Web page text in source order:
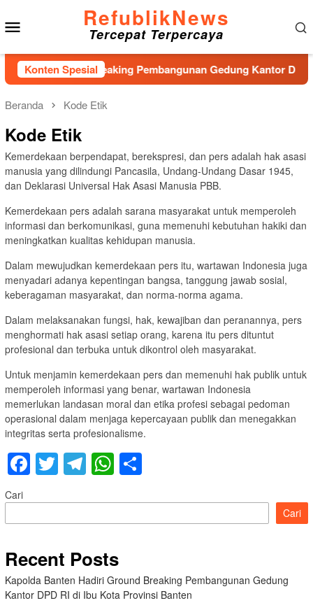
ke
konten
RefublikNews
Tercepat Terpercaya
Konten Spesial
Ground Breaking Pembangunan Gedung Kantor DPD RI
Beranda Kode Etik
Kode Etik
Kemerdekaan berpendapat, berekspresi, dan pers adalah hak asasi
manusia yang dilindungi Pancasila, Undang-Undang Dasar 1945,
dan Deklarasi Universal Hak Asasi Manusia PBB.
Kemerdekaan pers adalah sarana masyarakat untuk memperoleh
informasi dan berkomunikasi, guna memenuhi kebutuhan hakiki dan
meningkatkan kualitas kehidupan manusia.
Dalam mewujudkan kemerdekaan pers itu, wartawan Indonesia juga
menyadari adanya kepentingan bangsa, tanggung jawab sosial,
keberagaman masyarakat, dan norma-norma agama.
Dalam melaksanakan fungsi, hak, kewajiban dan peranannya, pers
menghormati hak asasi setiap orang, karena itu pers dituntut
profesional dan terbuka untuk dikontrol oleh masyarakat.
Untuk menjamin kemerdekaan pers dan memenuhi hak publik untuk
memperoleh informasi yang benar, wartawan Indonesia
memerlukan landasan moral dan etika profesi sebagai pedoman
operasional dalam menjaga kepercayaan publik dan menegakkan
integritas serta profesionalisme.
Facebook
TwitterTelegram
WhatsApp
Cari
Cari
Recent Posts
Kapolda Banten Hadiri Ground Breaking Pembangunan Gedung
Kantor DPD RI di Ibu Kota Provinsi Banten